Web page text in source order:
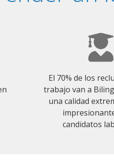
El 70% de los
trabajo van a
una calidad
candidatos